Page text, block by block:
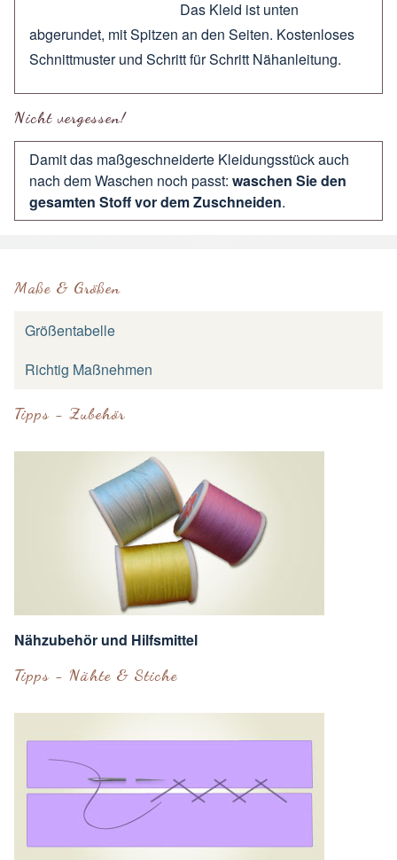
Das Kleid ist unten
abgerundet, mit Spitzen an den Seiten. Kostenloses
Schnittmuster und Schritt für Schritt Nähanleitung.
Nicht vergessen!
Damit das maßgeschneiderte Kleidungsstück auch
nach dem Waschen noch passt: waschen Sie den
gesamten Stoff vor dem Zuschneiden.
Maße & Größen
Größentabelle
Richtig Maßnehmen
Tipps - Zubehör
Nähzubehör und Hilfsmittel
Tipps - Nähte & Stiche